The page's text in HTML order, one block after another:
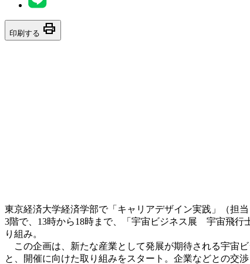
印刷する print
東京経済大学経済学部で「キャリアデザイン実践」（担
3階で、13時から18時まで、「宇宙ビジネス展 宇宙飛行
り組み。
この企画は、新たな産業として発展が期待される宇宙
と、開催に向けた取り組みをスタート。企業などとの交